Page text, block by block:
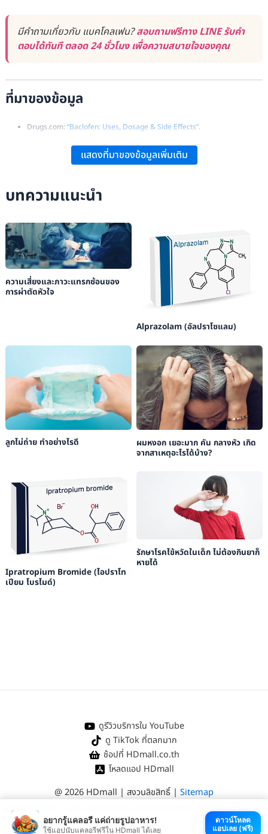
มีคำถามเกี่ยวกับ แบคโคลเฟน?สอบถามฟรีทาง LINE รับคำ
ตอบได้ทันที ตลอด 24 ชั่วโมง เพื่อความสบายใจของคุณ
ที่มาของข้อมูล
Drugs.com: “Baclofen: Uses, Dosage & Side Effects”.
“Baclofen Therapeutics, Toxicity, and Withdrawal: A Narrative
DrugBank: “Baclofen: Uses, Interactions, Mechanism of Action”
Wikipedia: “Baclofen – Overview and Pharmacodynamics”
แสดงที่มาของข้อมูลเพิ่มเติม
บทความแนะนำ
ความเสี่ยงและภาวะแทรกซ้อนของ
การผ่าตัดหัวใจ
Alprazolam (อัลปราโซแลม)
ลูกไม่ถ่าย ทำอย่างไรดี
ผมหงอก เยอะมาก คัน กลางหัว เกิด
จากสาเหตุอะไรได้บ้าง?
Ipratropium Bromide (ไอปราโท
เปียม โบรไมด์)
รักษาโรคไข้หวัดในเด็ก ไม่ต้องกินยาก็
หายได้
ดูรีวิวบริการใน YouTube
ดู TikTok ที่ตลกมาก
ช้อปที่ HDmall.co.th
โหลดแอป HDmall
@ 2026 HDmall | สงวนลิขสิทธิ์ | Sitemap
หาคลินิกใกล้บ้าน ตรวจสุขภาพทั่วไป
อยากรู้แคลอรี แค่ถ่ายรูปอาหาร!
ใช้แอปนับแคลอรีฟรีใน HDmall ได้เลย
ดาวน์โหลด
แอปเลย (ฟรี)